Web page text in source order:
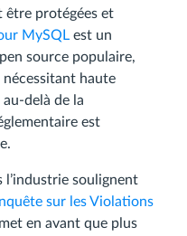
être protégées et
MySQL est un
source populaire,
haute
delà de la
est
l’industrie soulignent
sur les Violations
met en avant que plus